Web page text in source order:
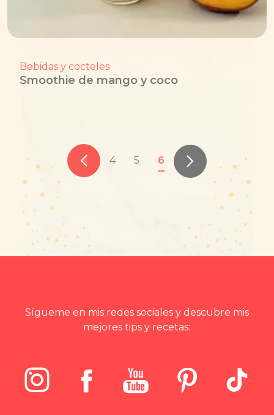
Bebidas y cocteles
Smoothie de mango y coco
4 5 6
Sígueme en mis redes sociales y descubre mis
mejores tips y recetas: